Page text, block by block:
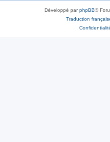
Développé parphpBB®
Traduction